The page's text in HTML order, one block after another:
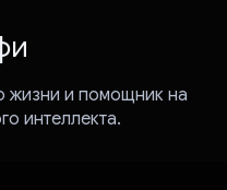
жизни и помощник на
интеллекта.